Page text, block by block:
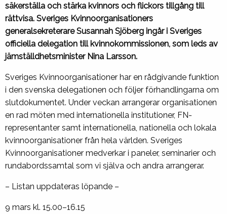
säkerställa och stärka kvinnors och flickors tillgång till
rättvisa. Sveriges Kvinnoorganisationers
generalsekreterare Susannah Sjöberg ingår i Sveriges
officiella delegation till kvinnokommissionen, som leds av
jämställdhetsminister Nina Larsson.
Sveriges Kvinnoorganisationer har en rådgivande funktion
i den svenska delegationen och följer förhandlingarna om
slutdokumentet. Under veckan arrangerar organisationen
en rad möten med internationella institutioner, FN-
representanter samt internationella, nationella och lokala
kvinnoorganisationer från hela världen. Sveriges
Kvinnoorganisationer medverkar i paneler, seminarier och
rundabordssamtal som vi själva och andra arrangerar.
– Listan uppdateras löpande –
9 mars kl. 15.00–16.15